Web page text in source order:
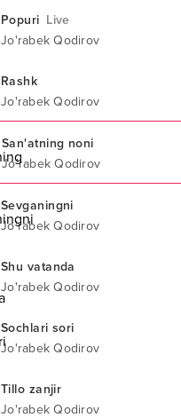
Popuri Live
Jo'rabek Qodirov
Rashk
Jo'rabek Qodirov
San'atning noni
Jo'rabek Qodirov
Sevganingni
Jo'rabek Qodirov
Shu vatanda
Jo'rabek Qodirov
Sochlari sori
Jo'rabek Qodirov
Tillo zanjir
Jo'rabek Qodirov